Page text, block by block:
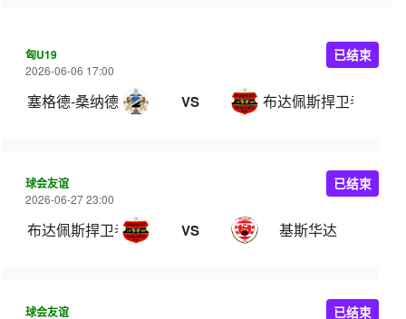
匈U19
2026-06-06 17:00
塞格德-桑纳德 U19 VS 布达佩斯捍卫者U19
已结束
球会友谊
2026-06-27 23:00
布达佩斯捍卫者 VS 基斯华达
已结束
球会友谊 已结束